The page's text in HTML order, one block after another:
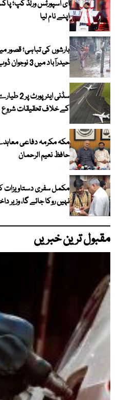
اپنے نام لیا
حیدرآباد میں 3 نوجوان ڈوب گئے
سڈنی
کے خلاف تحقیقات شروع
مکہ مکرمہ دفاعی
حافظ نعیم الرحمان
مکمل سفری دستاویزات
نہیں روکا جائے گا، وزیر
مقبول ترین خبریں